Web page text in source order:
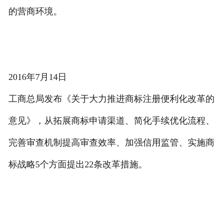
的营商环境。
2016年7月14日
工商总局发布《关于大力推进商标注册便利化改革的
意见》，从拓展商标申请渠道、简化手续优化流程、
完善审查机制提高审查效率、加强信用监管、实施商
标战略5个方面提出22条改革措施。